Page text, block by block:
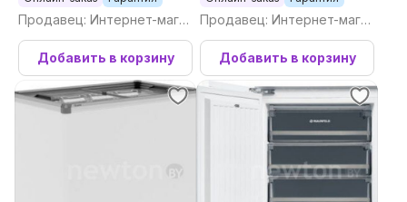
Продавец: Интернет-магаз
ин Newton.by
Добавить в корзину
Продавец: Интернет-магаз
ин Newton.by
Добавить в корзину